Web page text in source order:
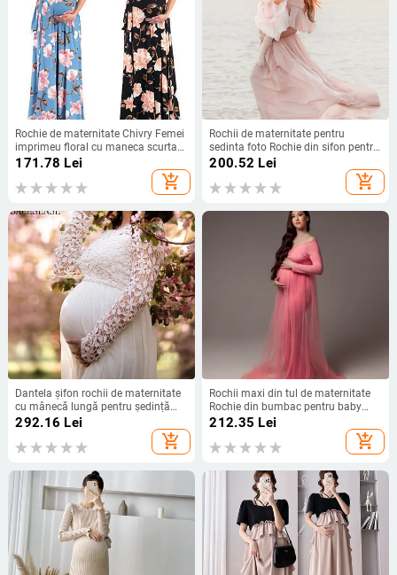
Rochie de maternitate Chivry Femei
imprimeu floral cu maneca scurta
cu decolteu in V Rochie lunga maxi
pentru gravide Haine casual Rochie
de maternitate de vara
171.78 Lei
add_shopping_cart
Rochii de maternitate pentru
sedinta foto Rochie din sifon pentru
sarcina Accesorii fotografice Rochie
Rochii pentru femei insarcinate
Haine 2023 Nou
200.52 Lei
add_shopping_cart
Dantela șifon rochii de maternitate
cu mânecă lungă pentru ședință
foto Sarcina rochie de duș pentru
copii Fotografie haine pentru femei
însărcinate 2121
292.16 Lei
add_shopping_cart
Rochii maxi din tul de maternitate
Rochie din bumbac pentru baby
Shower Femeie gravidă elastică
212.35 Lei
add_shopping_cart